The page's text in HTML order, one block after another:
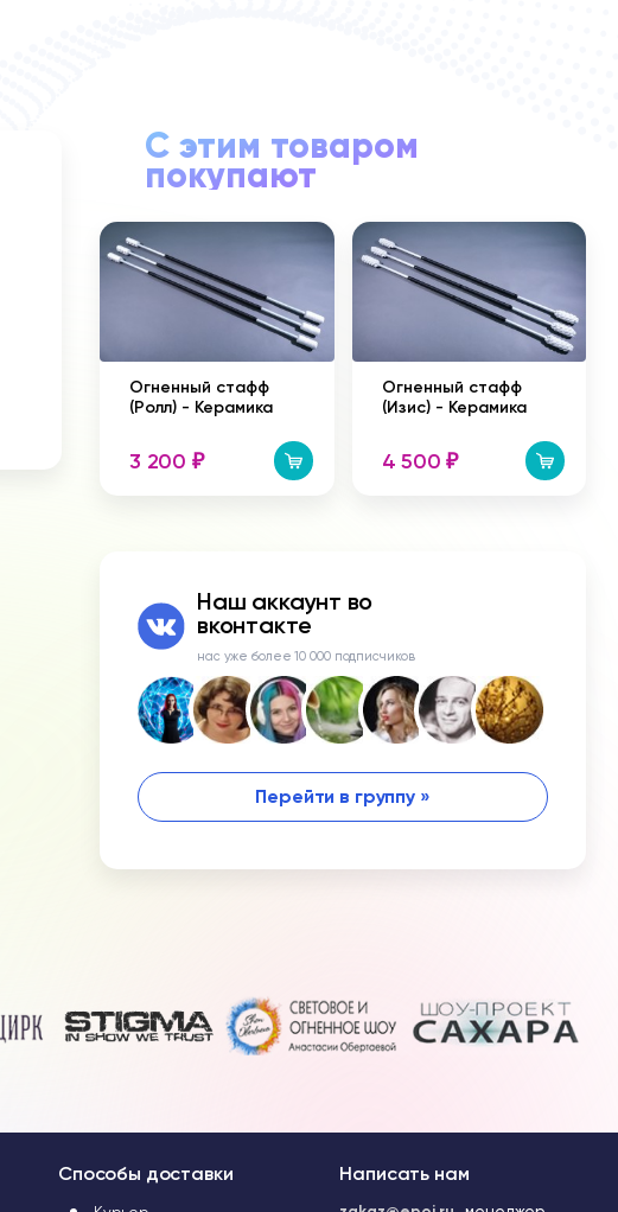
С этим товаром
покупают
Огненный стафф
(Ролл) - Керамика
3 200 ₽
Огненный стафф
(Изис) - Керамика
4 500₽
Наш аккаунт во
вконтакте
нас уже более 10 000 подписчиков
Перейти в группу »
Способы доставки Написать нам